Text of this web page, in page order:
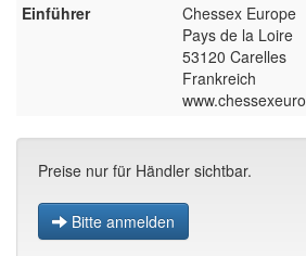
Einführer
Chessex Europe
Pays de la Loire
53120 Carelles
Frankreich
Preise nur für Händler sichtbar.
Bitte anmelden